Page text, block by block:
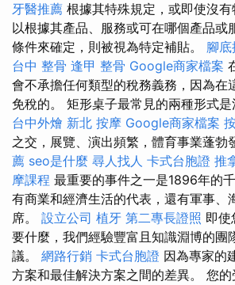
牙醫推薦 根據其特殊規定，或即使沒
以根據其產品、服務或可在哪個產品或
條件來確定，則被視為特定補貼。 腳
台中 整骨 逢甲 整骨 Google商家檔案
會不承擔任何類型的稅務義務，因為在
免稅的。 矩形桌子最常見的兩種形式是
台中外燴 新北 按摩 Google商家檔案
之交，展覽、演出頻繁，體育事業蓬勃
薦 seo是什麼 尋人找人 卡式台胞證 推
摩課程 最重要的事件之一是1896年的
有商業和經濟生活的代表，還有軍事、
席。 設立公司 植牙 第二專長證照 即使
要什麼，我們經驗豐富且知識淵博的團
議。 網路行銷 卡式台胞證 因為專家的
方案和最佳解決方案之間的差異。 您